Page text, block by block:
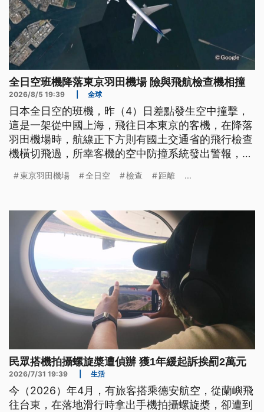
全日空班機降落東京羽田機場 險與飛航檢查機相撞
2026/8/5 19:39 全球
日本全日空的班機，昨（4）日差點發生空中撞擊，
這是一架從中國上海，飛往日本東京的客機，在降落
羽田機場時，航線正下方則有國土交通省的飛行檢查
機橫切飛過，所幸客機的空中防撞系統發出警報，讓
撞，客機上197人全部平安落地。
東京羽田機場 全日空 檢查 距離 ...
民眾搭機拍攝螺旋槳遭偵辦 獲1年緩起訴挨罰2萬元
2026/7/31 19:39 生活
今（2026）年4月，有旅客搭乘德安航空，從蘭嶼飛
往台東，在落地滑行時拿出手機拍攝螺旋槳，卻遭到